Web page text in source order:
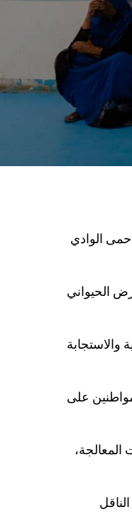
الوادي
20 إصابة مؤكدة بالمرض الحيواني
والاستجابة
على